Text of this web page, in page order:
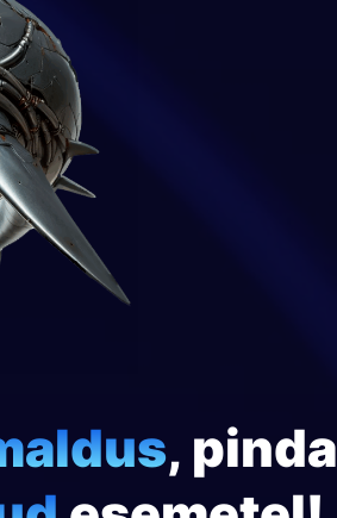
, pinda